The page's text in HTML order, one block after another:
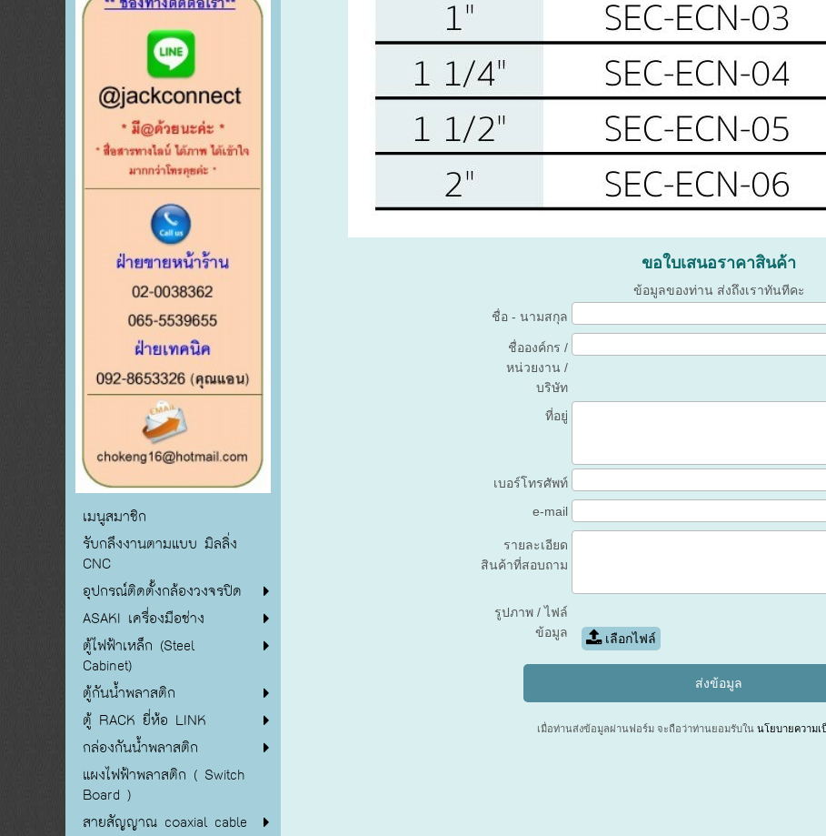
เมนูสมาชิก
รับกลึงงานตามแบบ มิลลิ่ง
CNC
อุปกรณ์ติดตั้งกล้องวงจรปิด
ASAKI เครื่องมือช่าง
ตู้ไฟฟ้าเหล็ก (Steel
Cabinet)
ตู้กันน้ำพลาสติก
ตู้ RACK ยี่ห้อ LINK
กล่องกันน้ำพลาสติก
แผงไฟฟ้าพลาสติก ( Switch
Board )
สายสัญญาณ coaxial cable
ขอใบเสนอราคาสินค้า
ข้อมูลของท่าน ส่งถึงเราทันทีคะ
ชื่อ - นามสกุล
ชื่อองค์กร /
หน่วยงาน /
บริษัท
ที่อยู่
เบอร์โทรศัพท์
e-mail
รายละเอียด
สินค้าที่สอบถาม
รูปภาพ / ไฟล์
ข้อมูล
เลือกไฟล์
เมื่อท่านส่งข้อมูลผ่านฟอร์ม จะถือว่าท่านยอมรับในนโยบายความเ